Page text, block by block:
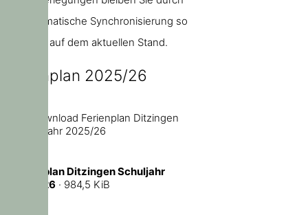
die automatische Synchronisierung so
jederzeit auf dem aktuellen Stand.
Ferienplan 2025/26
Ferienplan Ditzingen Schuljahr
2025/26 · 984,5 KiB